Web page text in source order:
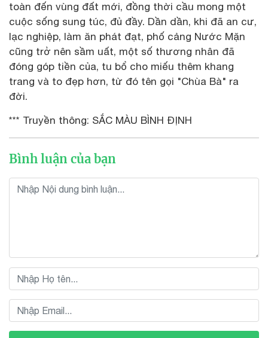
toàn đến vùng đất mới, đồng thời cầu mong một
cuộc sống sung túc, đủ đầy. Dần dần, khi đã an cư,
lạc nghiệp, làm ăn phát đạt, phố cảng Nước Mặn
cũng trở nên sầm uất, một số thương nhân đã
đóng góp tiền của, tu bổ cho miếu thêm khang
trang và to đẹp hơn, từ đó tên gọi "Chùa Bà" ra
đời.
*** Truyền thông: SẮC MÀU BÌNH ĐỊNH
Bình luận của bạn